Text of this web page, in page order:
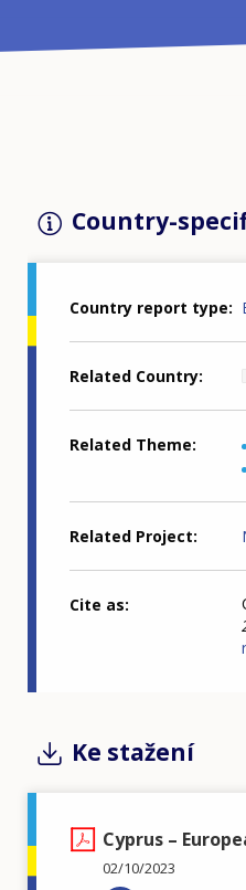
Country-
Country report type
Related Country
Related Theme
Related Project
Cite as
Ke stažení
Cyprus –
02/10/2023